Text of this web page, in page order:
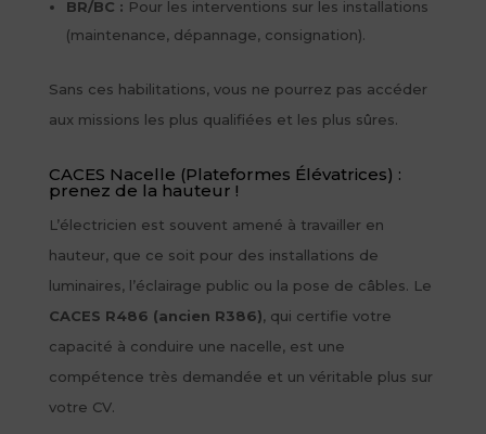
BR/BC : Pour les interventions sur les installations
(maintenance, dépannage, consignation).
Sans ces habilitations, vous ne pourrez pas accéder
aux missions les plus qualifiées et les plus sûres.
CACES Nacelle (Plateformes Élévatrices) :
prenez de la hauteur !
L’électricien est souvent amené à travailler en
hauteur, que ce soit pour des installations de
luminaires, l’éclairage public ou la pose de câbles. Le
CACES R486 (ancien R386), qui certifie votre
capacité à conduire une nacelle, est une
compétence très demandée et un véritable plus sur
votre CV.